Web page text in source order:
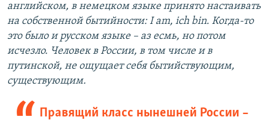
английском, в немецком языке принято настаивать
на собственной бытийности:I am, ich bin. Когда-то
это было и русском языке – аз есмь, но потом
исчезло. Человек в России, в том числе и в
путинской, не ощущает себя бытийствующим,
существующим.
Правящий класс нынешней России –